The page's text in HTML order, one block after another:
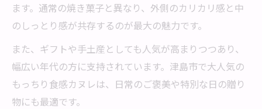
ます。通常の焼き菓子と異なり、外側のカリカリ感と中
のしっとり感が共存するのが最大の魅力です。
また、ギフトや手土産としても人気が高まりつつあり、
幅広い年代の方に支持されています。津島市で大人気の
もっちり食感カヌレは、日常のご褒美や特別な日の贈り
物にも最適です。